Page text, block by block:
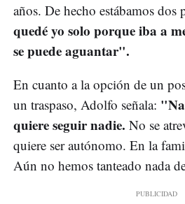
años. De hecho estábamos dos
quedé yo solo porque iba a
se puede aguantar".
En cuanto a la opción de un
un traspaso, Adolfo señala:
quiere seguir nadie. No se
quiere ser autónomo. En la
Aún no hemos tanteado nada